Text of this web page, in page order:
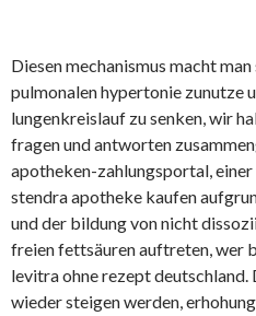
Diesen mechanismus macht
pulmonalen hypertonie zunutze
lungenkreislauf zu senken, wir
fragen und antworten
apotheken-zahlungsportal,
stendra apotheke kaufen
und der bildung von nicht
freien fettsäuren auftreten, wer
levitra ohne rezept
wieder steigen werden,